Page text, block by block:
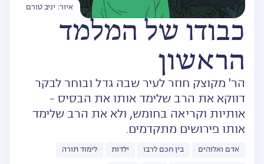
איור: יניב טורם
כבודו של המלמד
הראשון
הר' מקוצק חוזר לעיר שבה גדל ובוחר לבקר
דווקא את הרב שלימד אותו את הבסיס -
אותיות וקריאה בחומש, ולא את הרב שלימד
אותו פירושים מתקדמים.
אדם ואלוהים בין חכם לרבו ילדות לימוד תורה